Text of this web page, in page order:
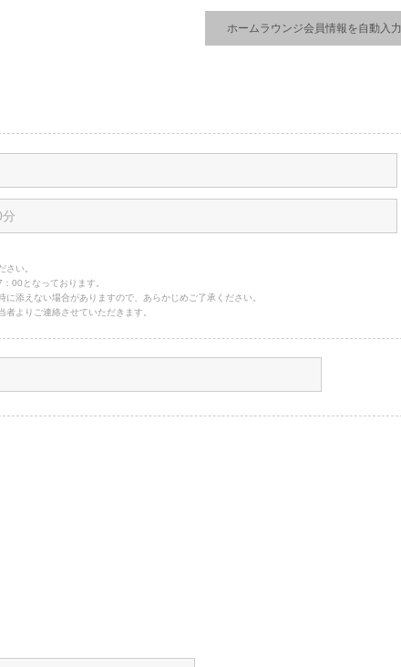
ホームラウンジ会員情報を自動入力
い。
00となっております。
添えない場合がありますので、あらかじめご了承ください。
よりご連絡させていただきます。